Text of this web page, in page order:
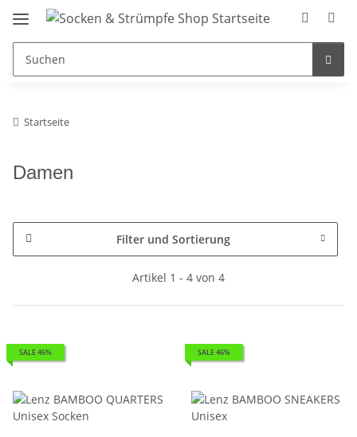
Startseite
Damen
Filter und Sortierung
Artikel 1 - 4 von 4
SALE 46% SALE 46%